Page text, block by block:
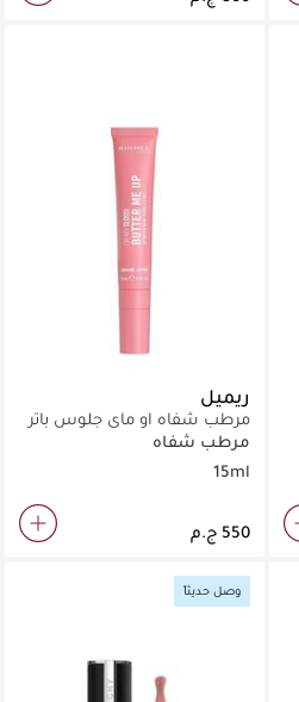
ريميل
مرطب شفاه او ماي جلوس باتر
مي اب 003 بابل جام 15 مل
مرطب شفاه
15ml
وصل حديثاً